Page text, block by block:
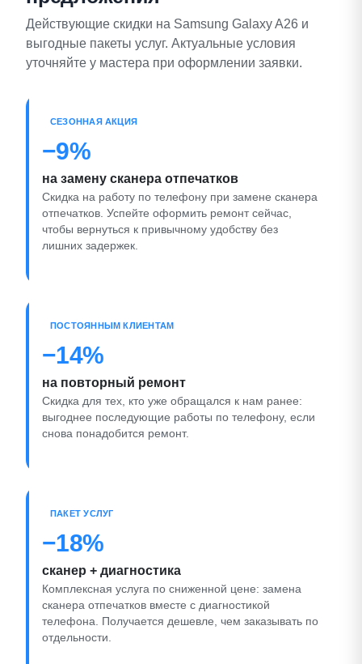
Действующие скидки на Samsung Galaxy A26 и
выгодные пакеты услуг. Актуальные условия
уточняйте у мастера при оформлении заявки.
СЕЗОННАЯ АКЦИЯ
−9%
на замену сканера отпечатков
Скидка на работу по телефону при замене сканера
отпечатков. Успейте оформить ремонт сейчас,
чтобы вернуться к привычному удобству без
лишних задержек.
ПОСТОЯННЫМ КЛИЕНТАМ
−14%
на повторный ремонт
Скидка для тех, кто уже обращался к нам ранее:
выгоднее последующие работы по телефону, если
снова понадобится ремонт.
ПАКЕТ УСЛУГ
−18%
сканер + диагностика
Комплексная услуга по сниженной цене: замена
сканера отпечатков вместе с диагностикой
телефона. Получается дешевле, чем заказывать по
отдельности.